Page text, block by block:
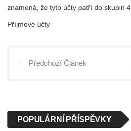
znamená, že tyto účty patří do skupin
Příjmové účty
Předchozí Článek
POPULÁRNÍ PŘÍSPĚVKY